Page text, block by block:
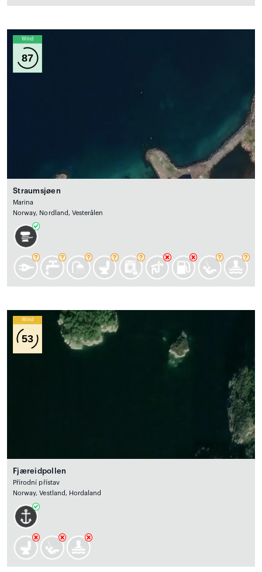
Wind
87
Straumsjøen
Marina
Norway, Nordland, Vesterålen
Wind
53
Fjæreidpollen
Přírodní přístav
Norway, Vestland, Hordaland